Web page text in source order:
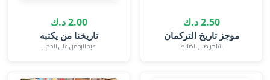
2.50 د.ك
‎موجز تاريخ التركمان‎
شاكر صابر الضابط‎
2.00 د.ك
تاريخنا من يكتبه
عبد الرحمن على الحجى